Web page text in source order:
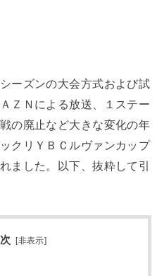
ーズンの大会方式および試
ＺＮによる放送、１ステー
の廃止など大きな変化の年
クリＹＢＣルヴァンカップ
ました。以下、抜粋して引
[非表示]